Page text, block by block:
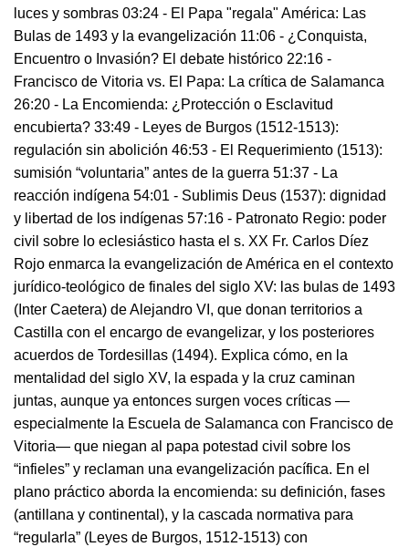
luces y sombras 03:24 - El Papa "regala" América: Las
Bulas de 1493 y la evangelización 11:06 - ¿Conquista,
Encuentro o Invasión? El debate histórico 22:16 -
Francisco de Vitoria vs. El Papa: La crítica de Salamanca
26:20 - La Encomienda: ¿Protección o Esclavitud
encubierta? 33:49 - Leyes de Burgos (1512-1513):
regulación sin abolición 46:53 - El Requerimiento (1513):
sumisión “voluntaria” antes de la guerra 51:37 - La
reacción indígena 54:01 - Sublimis Deus (1537): dignidad
y libertad de los indígenas 57:16 - Patronato Regio: poder
civil sobre lo eclesiástico hasta el s. XX Fr. Carlos Díez
Rojo enmarca la evangelización de América en el contexto
jurídico-teológico de finales del siglo XV: las bulas de 1493
(Inter Caetera) de Alejandro VI, que donan territorios a
Castilla con el encargo de evangelizar, y los posteriores
acuerdos de Tordesillas (1494). Explica cómo, en la
mentalidad del siglo XV, la espada y la cruz caminan
juntas, aunque ya entonces surgen voces críticas —
especialmente la Escuela de Salamanca con Francisco de
Vitoria— que niegan al papa potestad civil sobre los
“infieles” y reclaman una evangelización pacífica. En el
plano práctico aborda la encomienda: su definición, fases
(antillana y continental), y la cascada normativa para
“regularla” (Leyes de Burgos, 1512-1513) con